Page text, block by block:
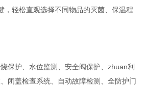
，轻松直观选择不同物品的灭菌、保温程
保护、水位监测、安全阀保护、zhuan利
闭盖检查系统、自动故障检测、全防护门